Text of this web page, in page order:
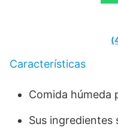
Características
Comida húmeda
Sus ingredientes